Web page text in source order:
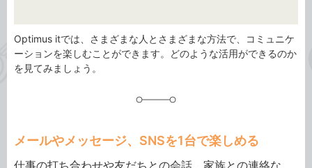
Optimus itでは、さまざまな人とさまざまな方法で、コミュニケ
ーションを楽しむことができます。どのような活用ができるのか
を見てみましょう。
メールやメッセージ、SNSを1台で楽しめる
仕事の打ち合わせや友だちとの会話、家族との連絡な